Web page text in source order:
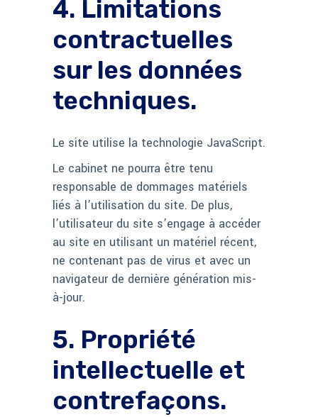
4. Limitations
contractuelles
sur les données
techniques.
Le site utilise la technologie JavaScript.
Le cabinet ne pourra être tenu
responsable de dommages matériels
liés à l’utilisation du site. De plus,
l’utilisateur du site s’engage à accéder
au site en utilisant un matériel récent,
ne contenant pas de virus et avec un
navigateur de dernière génération mis-
à-jour.
5. Propriété
intellectuelle et
contrefaçons.